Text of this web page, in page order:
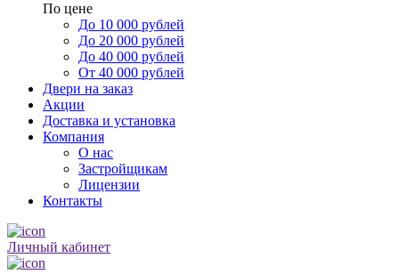
По цене
До 10 000 рублей
До 20 000 рублей
До 40 000 рублей
От 40 000 рублей
Двери на заказ
Акции
Доставка и установка
Компания
О нас
Застройщикам
Лицензии
Контакты
Личный кабинет